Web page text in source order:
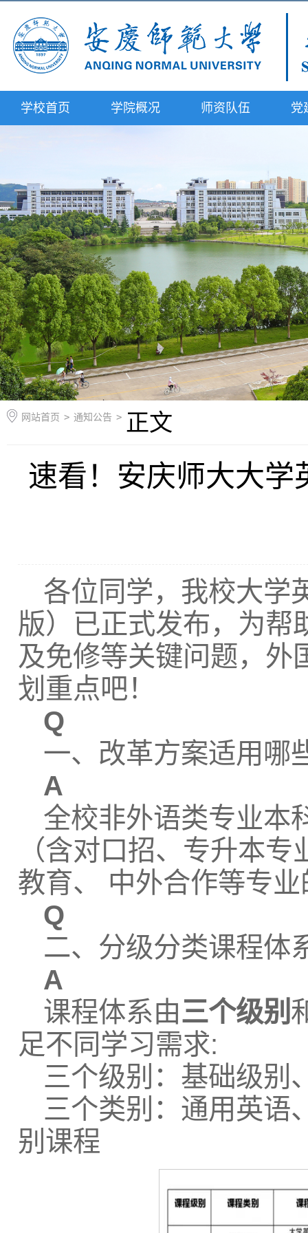
学校首页 学院概况 师资队伍 党
网站首页 > 通知公告 > 正文
速看！安庆师大大学
各位同学，我校大学
版）已正式发布，为帮
及免修等关键问题，外
划重点吧！
Q
一、改革方案适用哪
A
全校非外语类专业本
（含对口招、专升本
教育、 中外合作等专
Q
二、分级分类课程体
A
课程体系由三个级别
足不同学习需求:
三个级别：基础级别
三个类别：通用英语
别课程